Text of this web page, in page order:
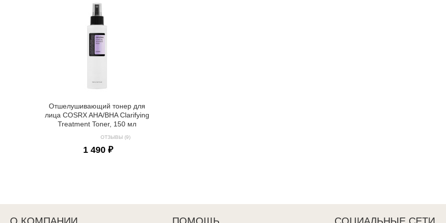
Отшелушивающий тонер для
лица COSRX AHA/BHA Clarifying
Treatment Toner, 150 мл
ОТЗЫВЫ (9)
1 490 ₽